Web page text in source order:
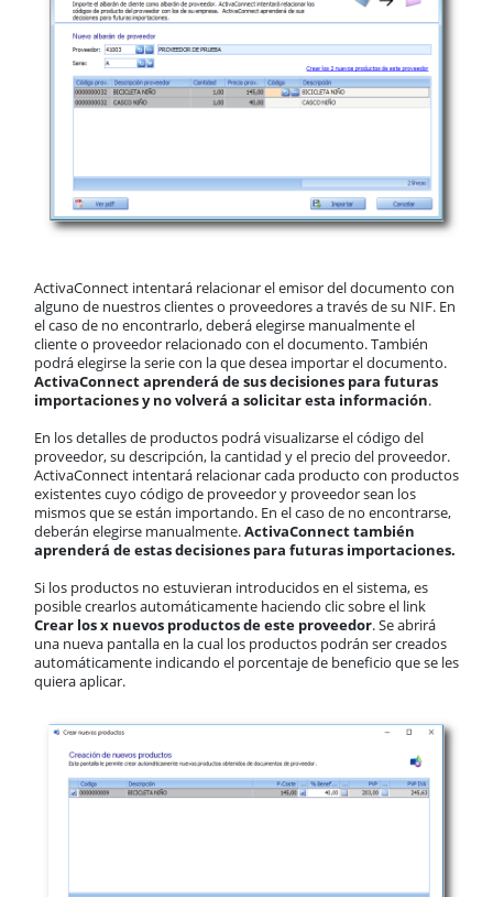
ActivaConnect intentará relacionar el emisor del documento con
alguno de nuestros clientes o proveedores a través de su NIF. En
el caso de no encontrarlo, deberá elegirse manualmente el
cliente o proveedor relacionado con el documento. También
podrá elegirse la serie con la que desea importar el documento.
ActivaConnect aprenderá de sus decisiones para futuras
importaciones y no volverá a solicitar esta información.
En los detalles de productos podrá visualizarse el código del
proveedor, su descripción, la cantidad y el precio del proveedor.
ActivaConnect intentará relacionar cada producto con productos
existentes cuyo código de proveedor y proveedor sean los
mismos que se están importando. En el caso de no encontrarse,
deberán elegirse manualmente.ActivaConnect también
aprenderá de estas decisiones para futuras importaciones.
Si los productos no estuvieran introducidos en el sistema, es
posible crearlos automáticamente haciendo clic sobre el link
Crear los x nuevos productos de este proveedor. Se abrirá
una nueva pantalla en la cual los productos podrán ser creados
automáticamente indicando el porcentaje de beneficio que se les
quiera aplicar.